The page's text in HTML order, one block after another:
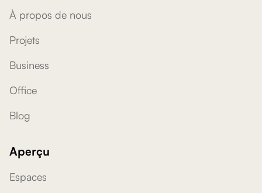
À propos de nous
Projets
Business
Office
Blog
Aperçu
Espaces